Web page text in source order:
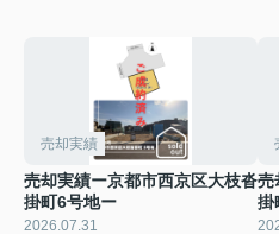
売却実績
売却実績ー京都市西京区大枝沓
掛町6号地ー
2026.07.31
売
掛